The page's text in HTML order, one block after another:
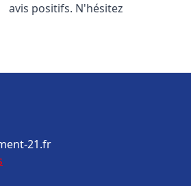
avis positifs. N'hésitez
21.fr